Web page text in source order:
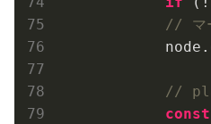
// マ
//
const